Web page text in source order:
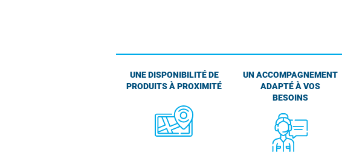
UNE DISPONIBILITÉ DE
PRODUITS À PROXIMITÉ
UN ACCOMPAGNEMENT
ADAPTÉ À VOS
BESOINS